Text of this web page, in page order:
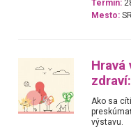
Termín:
Mesto: SR
Hravá
Ako sa
výstavu.